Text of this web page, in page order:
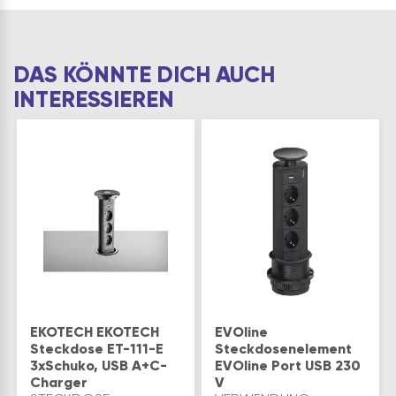
DAS KÖNNTE DICH AUCH
INTERESSIEREN
EKOTECH EKOTECH
Steckdose ET-111-E
3xSchuko, USB A+C-
Charger
EVOline
Steckdosenelement
EVOline Port USB 230
V